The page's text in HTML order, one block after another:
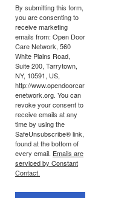
By submitting this form,
you are consenting to
receive marketing
emails from: Open Door
Care Network, 560
White Plains Road,
Suite 200, Tarrytown,
NY, 10591, US,
http://www.opendoorcar
enetwork.org. You can
revoke your consent to
receive emails at any
time by using the
SafeUnsubscribe® link,
found at the bottom of
every email. Emails are
serviced by Constant
Contact.